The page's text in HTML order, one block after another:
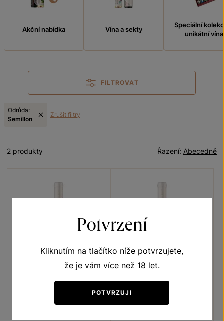
Akční nabídka Vína a sekty
Speciální
unikátní vína
FILTROVAT
Odrůda:
Semillon
Zrušit filtry
Abecedně
Řazení:
2 produkty
Potvrzení
Kliknutím na tlačítko níže potvrzujete,
že je vám více než 18 let.
POTVRZUJI